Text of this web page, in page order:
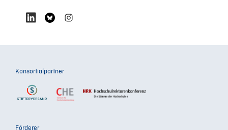
Konsortialpartner
Förderer